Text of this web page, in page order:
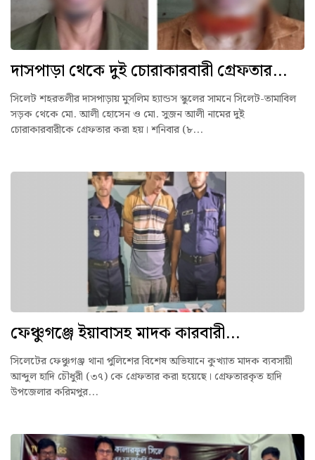
দাসপাড়া থেকে দুই চোরাকারবারী গ্রেফতার...
সিলেট শহরতলীর দাসপাড়ায় মুসলিম হ্যান্ডস স্কুলের সামনে সিলেট-তামাবিল
সড়ক থেকে মো. আলী হোসেন ও মো. সুজন আলী নামের দুই
চোরাকারবারীকে গ্রেফতার করা হয়। শনিবার (৮...
ফেঞ্চুগঞ্জে ইয়াবাসহ মাদক কারবারী...
সিলেটের ফেঞ্চুগঞ্জ থানা পুলিশের বিশেষ অভিযানে কুখ্যাত মাদক ব্যবসায়ী
আব্দুল হাদি চৌধুরী (৩৭) কে গ্রেফতার করা হয়েছে। গ্রেফতারকৃত হাদি
উপজেলার করিমপুর...